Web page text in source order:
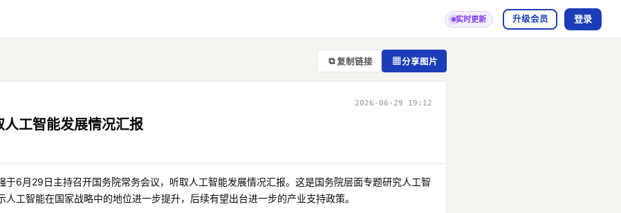
实时更新 升级会员 登录
⧉ 复制链接 ▦分享图片
2026-06-29 19:12
人工智能发展情况汇报
于6月29日主持召开国务院常务会议，听取人工智能发展情况汇报。这是国务院层面专题研究人工智
人工智能在国家战略中的地位进一步提升，后续有望出台进一步的产业支持政策。